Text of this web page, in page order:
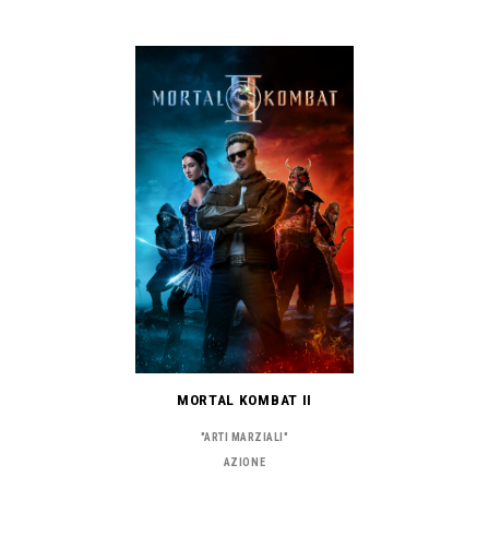
MORTAL KOMBAT II
"ARTI MARZIALI"
AZIONE